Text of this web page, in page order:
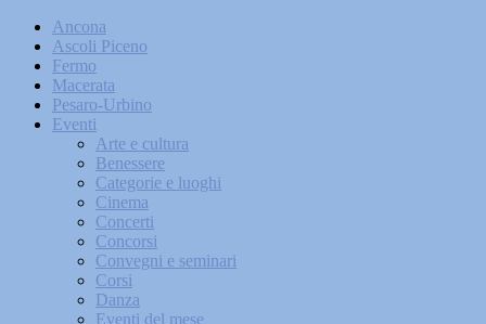
Ancona
Ascoli Piceno
Fermo
Macerata
Pesaro-Urbino
Eventi
Arte e cultura
Benessere
Categorie e luoghi
Cinema
Concerti
Concorsi
Convegni e seminari
Corsi
Danza
Eventi del mese